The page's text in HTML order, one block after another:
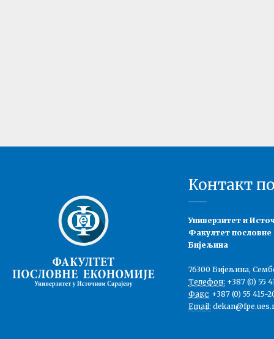
Контакт
Универзитет и
Факултет пословне
Бијељина
76300 Бијељина,
Телефон: +387 (0) 55
Факс: +387 (0) 55 415-
Email: